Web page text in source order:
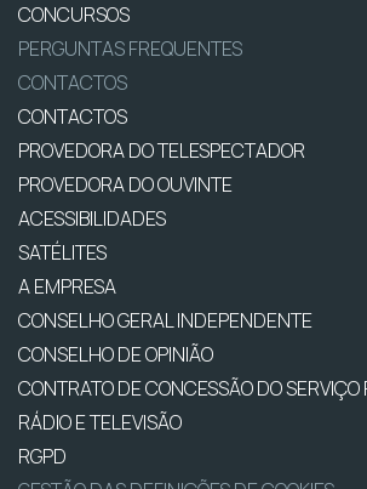
CONCURSOS
PERGUNTAS FREQUENTES
CONTACTOS
CONTACTOS
PROVEDORA DO TELESPECTADOR
PROVEDORA DO OUVINTE
ACESSIBILIDADES
SATÉLITES
A EMPRESA
CONSELHO GERAL INDEPENDENTE
CONSELHO DE OPINIÃO
CONTRATO DE CONCESSÃO DO SERVIÇO
RÁDIO E TELEVISÃO
RGPD